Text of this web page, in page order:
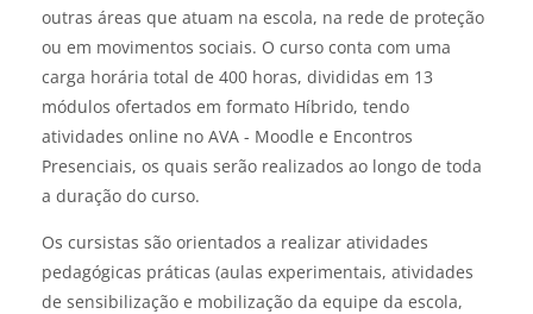
outras áreas que atuam na escola, na rede de proteção
ou em movimentos sociais. O curso conta com uma
carga horária total de 400 horas, divididas em 13
módulos ofertados em formato Híbrido, tendo
atividades online no AVA - Moodle e Encontros
Presenciais, os quais serão realizados ao longo de toda
a duração do curso.
Os cursistas são orientados a realizar atividades
pedagógicas práticas (aulas experimentais, atividades
de sensibilização e mobilização da equipe da escola,